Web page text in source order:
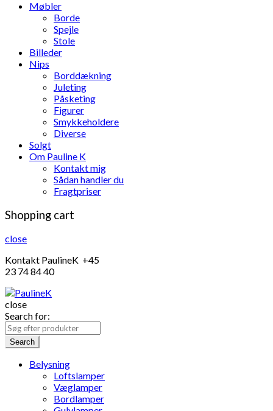
Møbler
Borde
Spejle
Stole
Billeder
Nips
Borddækning
Juleting
Påsketing
Figurer
Smykkeholdere
Diverse
Solgt
Om Pauline K
Kontakt mig
Sådan handler du
Fragtpriser
Shopping cart
close
Kontakt PaulineK +45
23 74 84 40
close
Search for:
Search
Belysning
Loftslamper
Væglamper
Bordlamper